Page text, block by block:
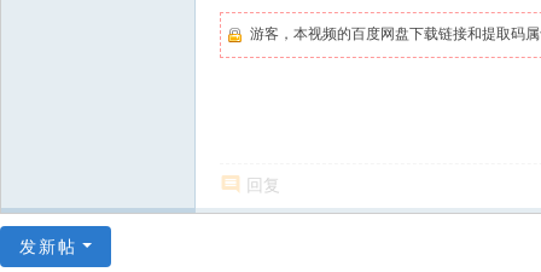
游客，本视频的百度网盘下载链接和提取码
回复
发新帖